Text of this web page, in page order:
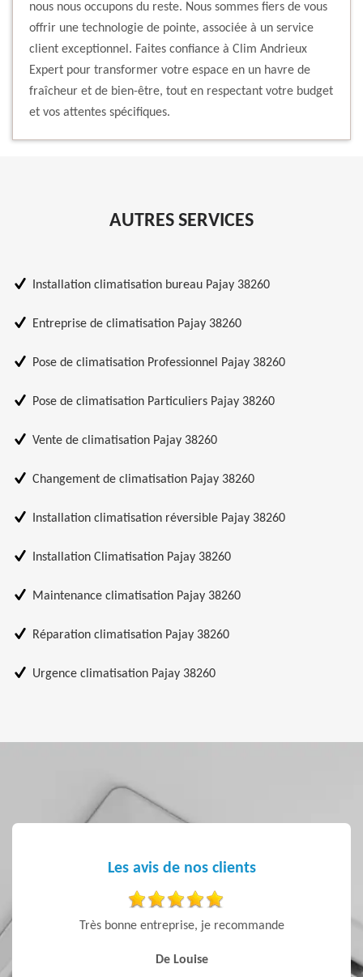
nous nous occupons du reste. Nous sommes fiers de vous
offrir une technologie de pointe, associée à un service
client exceptionnel. Faites confiance à Clim Andrieux
Expert pour transformer votre espace en un havre de
fraîcheur et de bien-être, tout en respectant votre budget
et vos attentes spécifiques.
AUTRES SERVICES
Installation climatisation bureau Pajay 38260
Entreprise de climatisation Pajay 38260
Pose de climatisation Professionnel Pajay 38260
Pose de climatisation Particuliers Pajay 38260
Vente de climatisation Pajay 38260
Changement de climatisation Pajay 38260
Installation climatisation réversible Pajay 38260
Installation Climatisation Pajay 38260
Maintenance climatisation Pajay 38260
Réparation climatisation Pajay 38260
Urgence climatisation Pajay 38260
Les avis de nos clients
à Très bonne entreprise, je recommande
De Louise
la